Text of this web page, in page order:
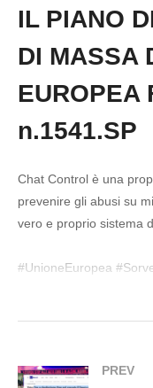
DURO ATTACCO
n.1535.SP
IL PIANO
DI MASSA
n.1541.SP
Chat Control è una
prevenire gli abusi su
vero e proprio sistema
#UnioneEuropea
PREV